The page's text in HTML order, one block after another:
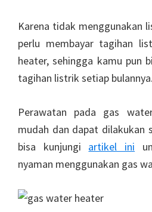
Karena tidak menggunakan
perlu membayar tagihan
heater, sehingga kamu pun
tagihan listrik setiap bulannya.
Perawatan pada gas
mudah dan dapat dilakukan
bisa kunjungi artikel ini
nyaman menggunakan gas